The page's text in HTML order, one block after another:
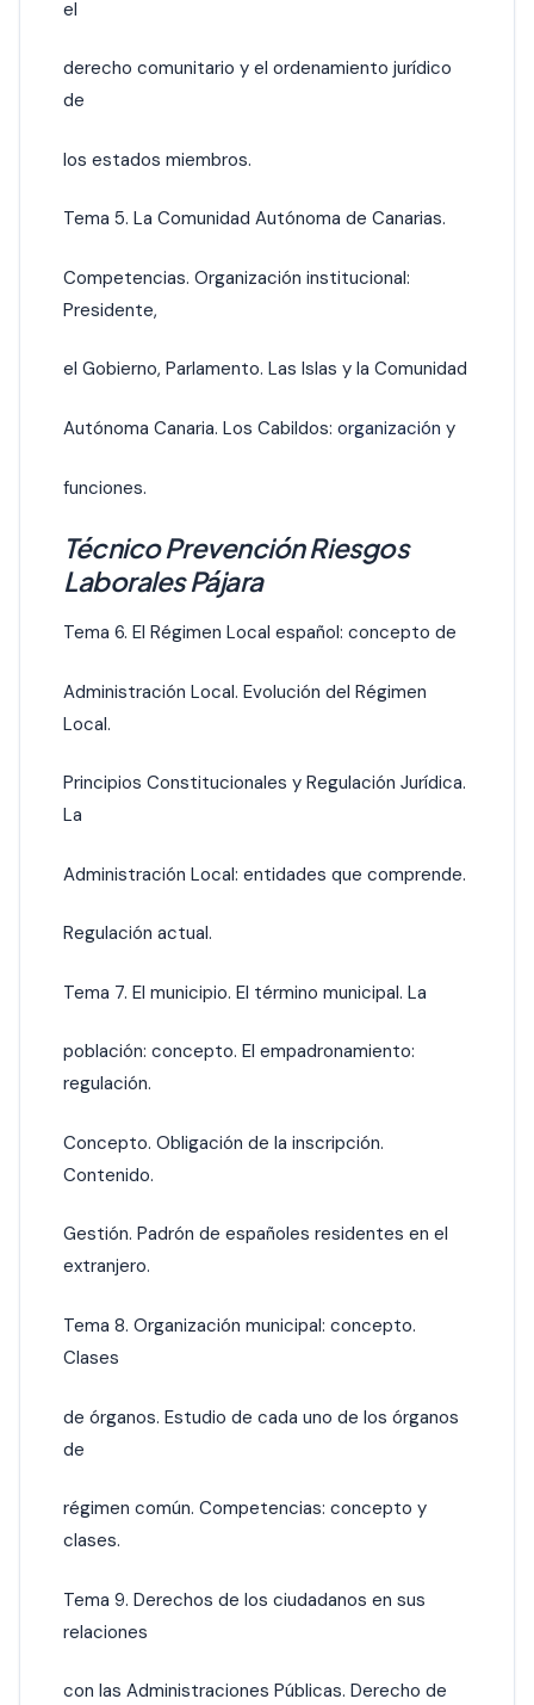
el
derecho comunitario y el ordenamiento jurídico
de
los estados miembros.
Tema 5. La Comunidad Autónoma de Canarias.
Competencias. Organización institucional:
Presidente,
el Gobierno, Parlamento. Las Islas y la Comunidad
Autónoma Canaria. Los Cabildos: organización y
funciones.
Técnico Prevención Riesgos
Laborales Pájara
Tema 6. El Régimen Local español: concepto de
Administración Local. Evolución del Régimen
Local.
Principios Constitucionales y Regulación Jurídica.
La
Administración Local: entidades que comprende.
Regulación actual.
Tema 7. El municipio. El término municipal. La
población: concepto. El empadronamiento:
regulación.
Concepto. Obligación de la inscripción.
Contenido.
Gestión. Padrón de españoles residentes en el
extranjero.
Tema 8. Organización municipal: concepto.
Clases
de órganos. Estudio de cada uno de los órganos
de
régimen común. Competencias: concepto y
clases.
Tema 9. Derechos de los ciudadanos en sus
relaciones
con las Administraciones Públicas. Derecho de